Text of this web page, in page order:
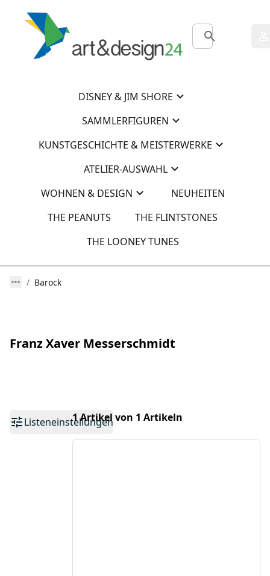
DISNEY & JIM SHORE
SAMMLERFIGUREN
KUNSTGESCHICHTE & MEISTERWERKE
ATELIER-AUSWAHL
WOHNEN & DESIGN
NEUHEITEN
THE PEANUTS
THE FLINTSTONES
THE LOONEY TUNES
Barock
Franz Xaver Messerschmidt
Listeneinstellungen1 Artikel von 1 Artikeln